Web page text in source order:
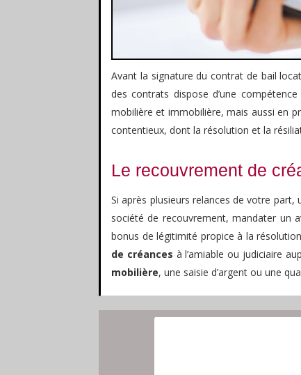
Avant la signature du contrat de bail
des contrats dispose d’une
mobilière et immobilière, mais aussi en
contentieux, dont la résolution et la
Le recouvrement de
Si après plusieurs relances de votre
société de recouvrement, mandater un
bonus de légitimité propice à la
de créances à l’amiable ou judiciaire
mobilière, une saisie d’argent ou une